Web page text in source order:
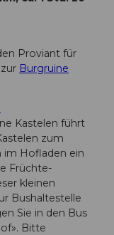
Proviant für
Burgruine
Kastelen führt
zum
im Hofladen ein
Früchte-
kleinen
Bushaltestelle
Sie in den Bus
Bitte